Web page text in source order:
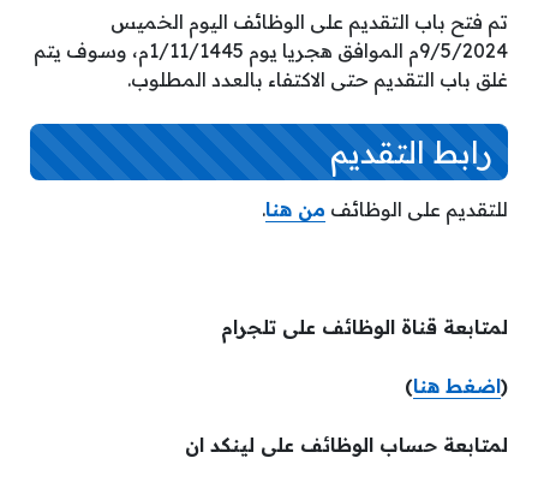
تم فتح باب التقديم على الوظائف اليوم الخميس
9/5/2024م الموافق هجريا يوم 1/11/1445م، وسوف يتم
غلق باب التقديم حتى الاكتفاء بالعدد المطلوب.
رابط التقديم
للتقديم على الوظائف من هنا.
لمتابعة قناة الوظائف على تلجرام
(اضغط هنا)
لمتابعة حساب الوظائف على لينكد ان